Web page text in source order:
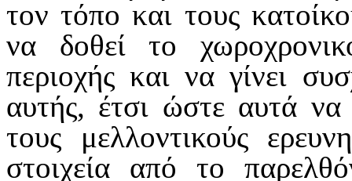
τον τόπο και τους
να δοθεί το
περιοχής και να γίνει
αυτής, έτσι ώστε αυτά
τους μελλοντικούς
στοιχεία από το